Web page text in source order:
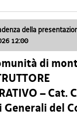
della
12:00
di
– Cat.
Generali del